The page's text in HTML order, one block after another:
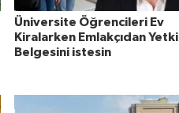
Üniversite Öğrencileri Ev
Kiralarken Emlakçıdan Yetki
Belgesini istesin